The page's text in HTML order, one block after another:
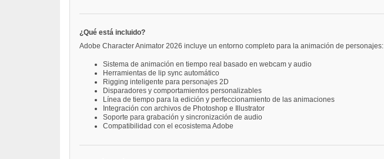
¿Qué está incluido?
Adobe Character Animator 2026 incluye un entorno completo para la animación de personajes:
Sistema de animación en tiempo real basado en webcam y audio
Herramientas de lip sync automático
Rigging inteligente para personajes 2D
Disparadores y comportamientos personalizables
Línea de tiempo para la edición y perfeccionamiento de las animaciones
Integración con archivos de Photoshop e Illustrator
Soporte para grabación y sincronización de audio
Compatibilidad con el ecosistema Adobe